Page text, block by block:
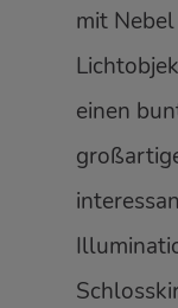
mit
einen